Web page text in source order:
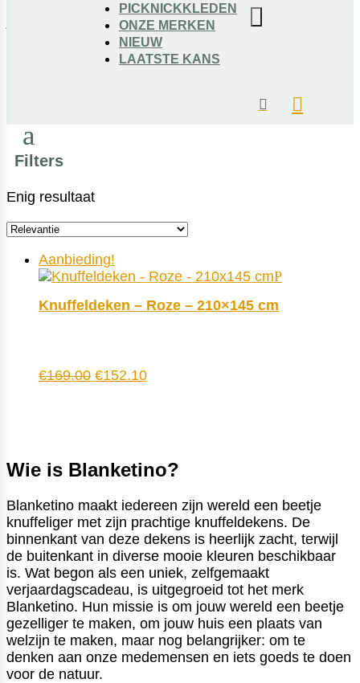
PICKNICKKLEDEN
ONZE MERKEN
NIEUW
LAATSTE KANS
jouw interieur. Bestel snel jouw favoriet bij
a
Filters
Enig resultaat
Aanbieding!
Knuffeldeken – Roze – 210×145 cm
€169.00 Oorspronkelijke
€152.10Huidige
Wie is Blanketino?
Blanketino maakt iedereen zijn wereld een beetje
knuffeliger met zijn prachtige knuffeldekens. De
binnenkant van deze dekens is heerlijk zacht, terwijl
de buitenkant in diverse mooie kleuren beschikbaar
is. Wat begon als een uniek, zelfgemaakt
verjaardagscadeau, is uitgegroeid tot het merk
Blanketino. Hun missie is om jouw wereld een beetje
gezelliger te maken, om jouw huis een plaats van
welzijn te maken, maar nog belangrijker: om te
denken aan onze medemensen en iets goeds te doen
voor de natuur.